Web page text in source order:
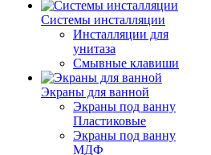
Системы инсталляции
Инсталляции для
унитаза
Смывные клавиши
Экраны для ванной
Экраны под ванну
Пластиковые
Экраны под ванну
МДФ